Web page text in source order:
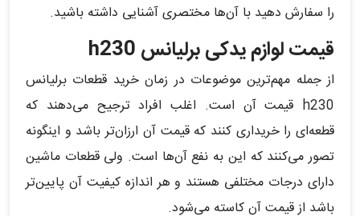
را سفارش دهید با آن‌ها مختصری آشنایی داشته باشید.
قیمت لوازم یدکی برلیانس h230
از جمله مهم‌ترین موضوعات در زمان خرید قطعات برلیانس
h230 قیمت آن است. اغلب افراد ترجیح می‌دهند که
قطعه‌ای را خریداری کنند که قیمت آن ارزان‌تر باشد و اینگونه
تصور می‌کنند که این به نفع آن‌ها است. ولی قطعات ماشین
دارای درجات مختلفی هستند و هر اندازه کیفیت آن پایین‌تر
باشد از قیمت آن کاسته می‌شود.